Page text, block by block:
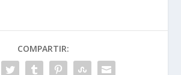
COMPARTIR: